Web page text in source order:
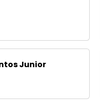
Junior